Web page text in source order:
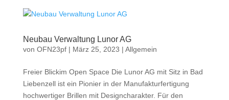
Neubau Verwaltung Lunor AG
von OFN23pf| März 25, 2023 | Allgemein
Freier Blickim Open Space Die Lunor AG mit Sitz in Bad
Liebenzell ist ein Pionier in der Manufakturfertigung
hochwertiger Brillen mit Designcharakter. Für den